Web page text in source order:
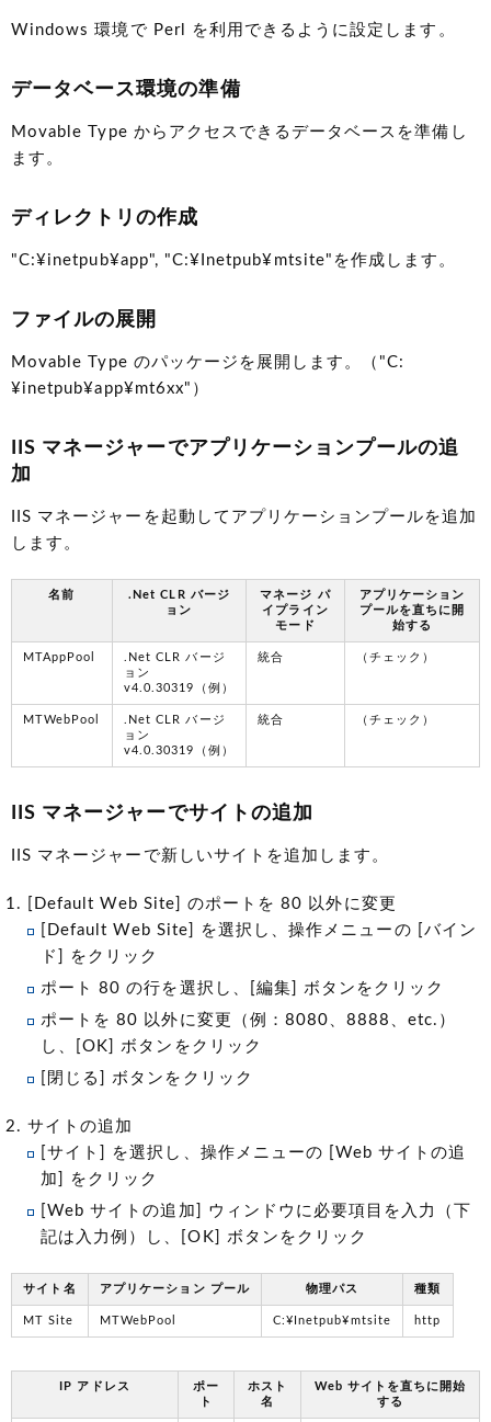
Windows 環境で Perl を利用できるように設定します。
データベース環境の準備
Movable Type からアクセスできるデータベースを準備し
ます。
ディレクトリの作成
"C:¥inetpub¥app", "C:¥Inetpub¥mtsite"を作成します。
ファイルの展開
Movable Type のパッケージを展開します。（"C:
¥inetpub¥app¥mt6xx"）
IIS マネージャーでアプリケーションプールの追
加
IIS マネージャーを起動してアプリケーションプールを追加
します。
名前
.Net CLR バージ
ョン
マネージ パ
イプライン
モード
アプリケーション
プールを直ちに開
始する
MTAppPool
.Net CLR バージ
ョン
v4.0.30319（例）
統合 （チェック）
MTWebPool
.Net CLR バージ
ョン
v4.0.30319（例）
統合 （チェック）
IIS マネージャーでサイトの追加
IIS マネージャーで新しいサイトを追加します。
[Default Web Site] のポートを 80 以外に変更
[Default Web Site] を選択し、操作メニューの [バイン
ド] をクリック
ポート 80 の行を選択し、[編集] ボタンをクリック
ポートを 80 以外に変更（例：8080、8888、etc.）
し、[OK] ボタンをクリック
[閉じる] ボタンをクリック
サイトの追加
[サイト] を選択し、操作メニューの [Web サイトの追
加] をクリック
[Web サイトの追加] ウィンドウに必要項目を入力（下
記は入力例）し、[OK] ボタンをクリック
サイト名 アプリケーション プール 物理パス 種類
MT Site MTWebPool C:¥Inetpub¥mtsite http
IP アドレス
ポー
ト
ホスト
名
Web サイトを直ちに開始
する